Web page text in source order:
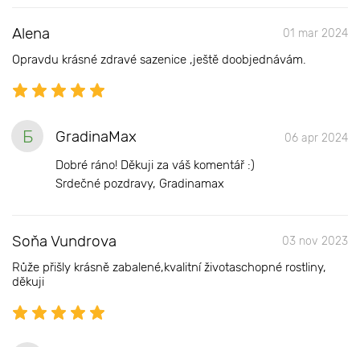
Alena 01 mar 2024
Opravdu krásné zdravé sazenice ,ještě doobjednávám.
Б GradinaMax 06 apr 2024
Dobré ráno! Děkuji za váš komentář :)
Srdečné pozdravy, Gradinamax
Soňa Vundrova 03 nov 2023
Růže přišly krásně zabalené,kvalitní životaschopné rostliny,
děkuji